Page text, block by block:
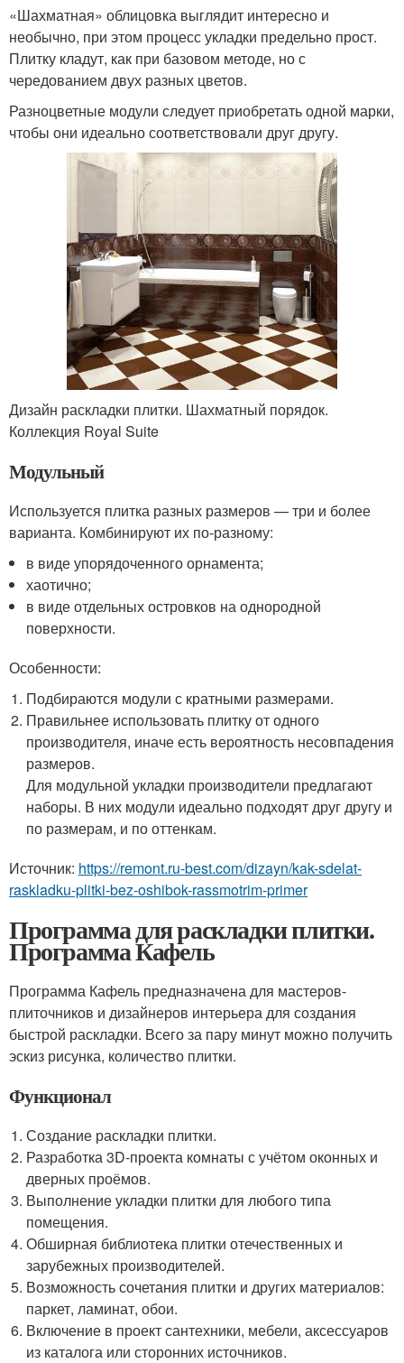
«Шахматная» облицовка выглядит интересно и
необычно, при этом процесс укладки предельно прост.
Плитку кладут, как при базовом методе, но с
чередованием двух разных цветов.
Разноцветные модули следует приобретать одной марки,
чтобы они идеально соответствовали друг другу.
Дизайн раскладки плитки. Шахматный порядок.
Коллекция Royal Suite
Модульный
Используется плитка разных размеров — три и более
варианта. Комбинируют их по-разному:
в виде упорядоченного орнамента;
хаотично;
в виде отдельных островков на однородной
поверхности.
Особенности:
Подбираются модули с кратными размерами.
Правильнее использовать плитку от одного
производителя, иначе есть вероятность несовпадения
размеров.
Для модульной укладки производители предлагают
наборы. В них модули идеально подходят друг другу и
по размерам, и по оттенкам.
Источник: https://remont.ru-best.com/dizayn/kak-sdelat-
raskladku-plitki-bez-oshibok-rassmotrim-primer
Программа для раскладки плитки.
Программа Кафель
Программа Кафель предназначена для мастеров-
плиточников и дизайнеров интерьера для создания
быстрой раскладки. Всего за пару минут можно получить
эскиз рисунка, количество плитки.
Функционал
Создание раскладки плитки.
Разработка 3D-проекта комнаты с учётом оконных и
дверных проёмов.
Выполнение укладки плитки для любого типа
помещения.
Обширная библиотека плитки отечественных и
зарубежных производителей.
Возможность сочетания плитки и других материалов:
паркет, ламинат, обои.
Включение в проект сантехники, мебели, аксессуаров
из каталога или сторонних источников.